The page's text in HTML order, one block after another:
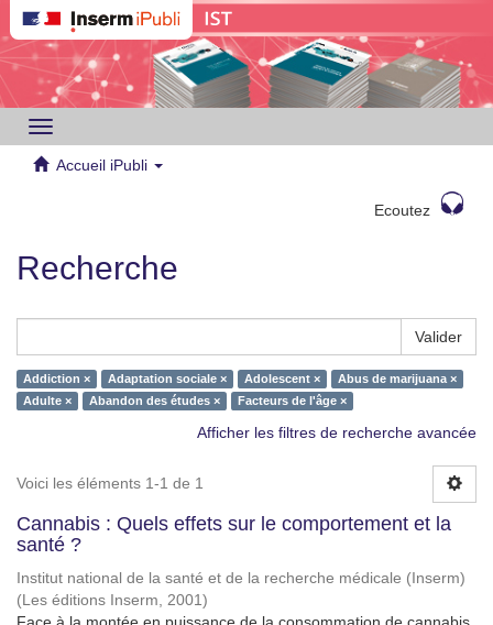
Toggle
navigation
Accueil iPubli
Ecoutez
Recherche
Valider
Addiction × Adaptation sociale × Adolescent ×
Abus de marijuana ×
Adulte ×
Abandon des études × Facteurs de l'âge ×
Afficher les filtres de recherche avancée
Voici les éléments 1-1 de 1
Cannabis : Quels effets sur le comportement et la
santé ?
Institut national de la santé et de la recherche médicale (Inserm)
(Les éditions Inserm, 2001)